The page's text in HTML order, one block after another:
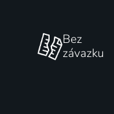
Bez
závazku